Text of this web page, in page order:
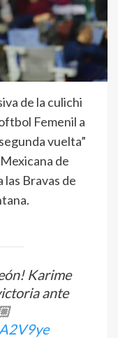
de la culichi
Femenil a
vuelta”
de
las Bravas de
Karime
ante